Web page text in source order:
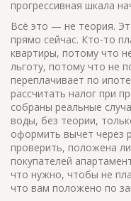
прогрессивная шкала
Всё это — не теория.
прямо сейчас. Кто-то
квартиры, потому что
льготу, потому что не
переплачивает по
рассчитать налог при
собраны реальные
воды, без теории,
оформить вычет через
проверить, положена
покупателей
что нужно, чтобы не
что вам положено по